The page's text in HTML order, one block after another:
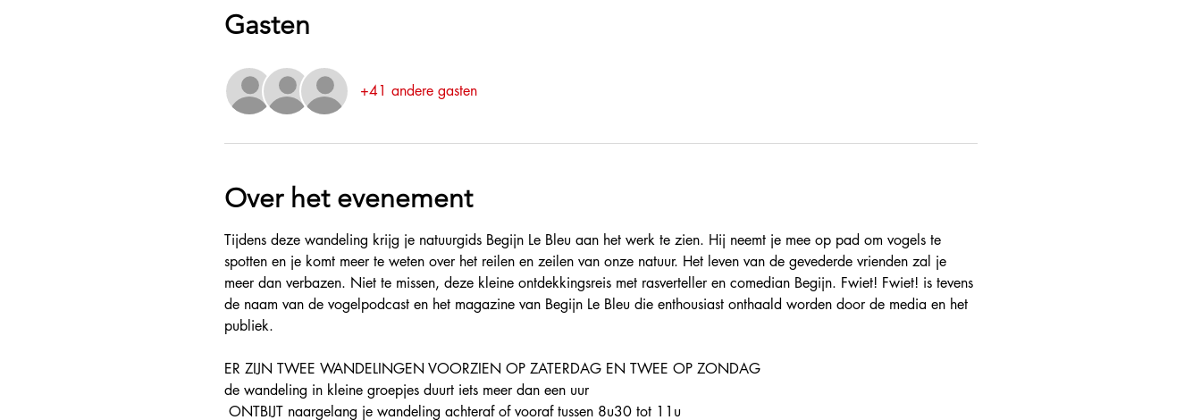
Gasten
+41 andere gasten
Over het evenement
Tijdens deze wandeling krijg je natuurgids Begijn Le Bleu aan het werk te zien. Hij neemt je mee op pad om vogels te
spotten en je komt meer te weten over het reilen en zeilen van onze natuur. Het leven van de gevederde vrienden zal je
meer dan verbazen. Niet te missen, deze kleine ontdekkingsreis met rasverteller en comedian Begijn. Fwiet! Fwiet! is tevens
de naam van de vogelpodcast en het magazine van Begijn Le Bleu die enthousiast onthaald worden door de media en het
publiek.
ER ZIJN TWEE WANDELINGEN VOORZIEN OP ZATERDAG EN TWEE OP ZONDAG
de wandeling in kleine groepjes duurt iets meer dan een uur
ONTBIJT naargelang je wandeling achteraf of vooraf tussen 8u30 tot 11u